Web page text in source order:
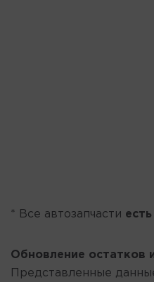
* Все автозапчасти
Обновление остатков
Представленные